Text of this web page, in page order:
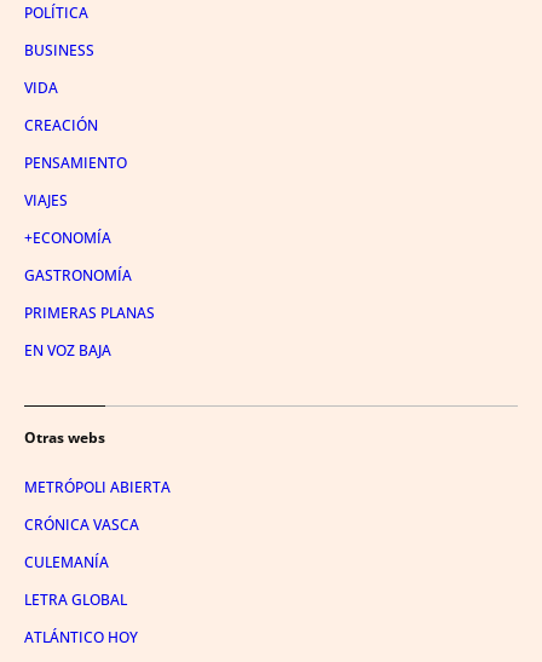
POLÍTICA
BUSINESS
VIDA
CREACIÓN
PENSAMIENTO
VIAJES
+ECONOMÍA
GASTRONOMÍA
PRIMERAS PLANAS
EN VOZ BAJA
Otras webs
METRÓPOLI ABIERTA
CRÓNICA VASCA
CULEMANÍA
LETRA GLOBAL
ATLÁNTICO HOY